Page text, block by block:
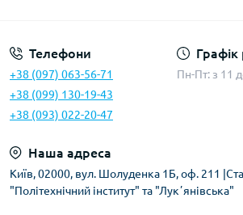
Телефони
+38 (097) 063-56-71
+38 (099) 130-19-43
+38 (093) 022-20-47
Пн-Пт: з 11
Наша адреса
Київ, 02000, вул. Шолуденка 1Б, оф. 211
"Політехнічний інститут" та "Лукʼянівська"